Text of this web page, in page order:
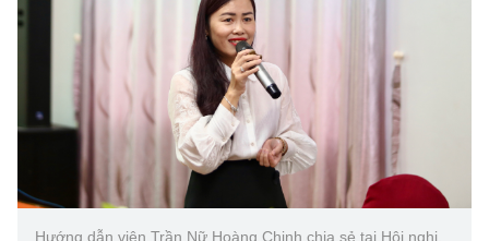
Hướng dẫn viên Trần Nữ Hoàng Chinh chia sẻ tại Hội nghị.